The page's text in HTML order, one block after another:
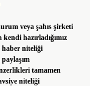
veya şahıs şirketi
hazırladığımız
haber niteliği
tamamen
niteliği